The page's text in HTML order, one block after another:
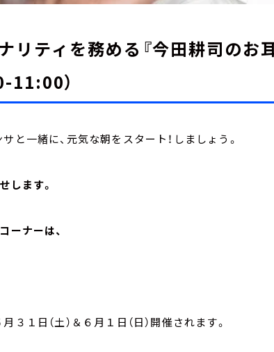
リティを務める『今田耕司のお
11:00）
と一緒に、元気な朝をスタート！しましょう。
します。
ーナーは、
１日（土）＆６月１日（日）開催されます。